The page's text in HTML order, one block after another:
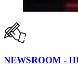
NEWSROOM -